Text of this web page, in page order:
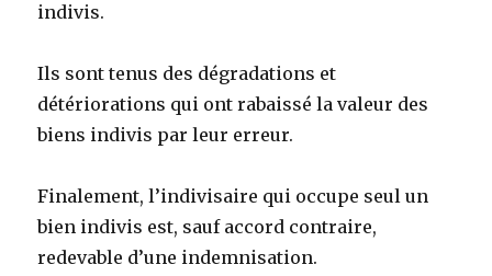
indivis.
Ils sont tenus des dégradations et
détériorations qui ont rabaissé la valeur des
biens indivis par leur erreur.
Finalement, l’indivisaire qui occupe seul un
bien indivis est, sauf accord contraire,
redevable d’une indemnisation.